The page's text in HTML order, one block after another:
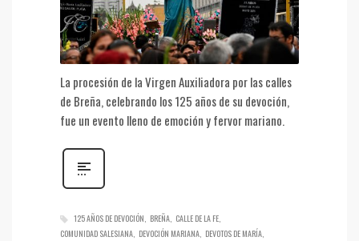
La procesión de la Virgen Auxiliadora por las calles
de Breña, celebrando los 125 años de su devoción,
fue un evento lleno de emoción y fervor mariano.
125 AÑOS DE DEVOCIÓN BREÑA CALLE DE LA FE
COMUNIDAD SALESIANA DEVOCIÓN MARIANA DEVOTOS DE MARÍA